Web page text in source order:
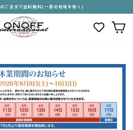
ス
ラ
イ
ョ
ー
を
停
止
す
る
ご注文で送料無料(一部の地域を除く)